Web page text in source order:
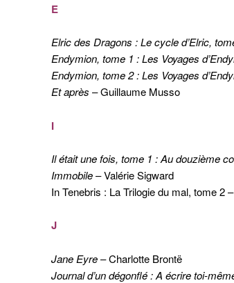
E
Elric des Dragons : Le cycle d’Elric,
Endymion, tome 1 : Les Voyages
Endymion, tome 2 : Les Voyages
Et après – Guillaume Musso
I
Il était une fois, tome 1 : Au douzième
Immobile– Valérie Sigward
In Tenebris : La Trilogie du mal, tome 2
J
Jane Eyre– Charlotte Brontë
Journal d’un dégonflé : A écrire toi-